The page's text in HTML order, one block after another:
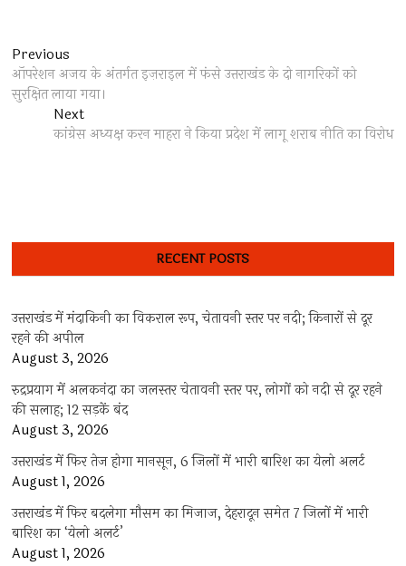
Post
navigation
Previous
post:
ऑपरेशन अजय के अंतर्गत इज़राइल में फंसे उत्तराखंड के दो नागरिकों को
सुरक्षित लाया गया।
NextNext
post:
कांग्रेस अध्यक्ष करन माहरा ने किया प्रदेश में लागू शराब नीति का विरोध
RECENT POSTS
उत्तराखंड में मंदाकिनी का विकराल रूप, चेतावनी स्तर पर नदी; किनारों से दूर
रहने की अपील
August 3, 2026
रुद्रप्रयाग में अलकनंदा का जलस्तर चेतावनी स्तर पर, लोगों को नदी से दूर रहने
की सलाह; 12 सड़कें बंद
August 3, 2026
उत्तराखंड में फिर तेज होगा मानसून, 6 जिलों में भारी बारिश का येलो अलर्ट
August 1, 2026
उत्तराखंड में फिर बदलेगा मौसम का मिजाज, देहरादून समेत 7 जिलों में भारी
बारिश का ‘येलो अलर्ट’
August 1, 2026